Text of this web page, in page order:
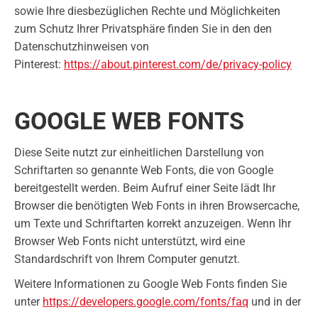
sowie Ihre diesbezüglichen Rechte und Möglichkeiten
zum Schutz Ihrer Privatsphäre finden Sie in den den
Datenschutzhinweisen von
Pinterest: https://about.pinterest.com/de/privacy-policy
GOOGLE WEB FONTS
Diese Seite nutzt zur einheitlichen Darstellung von
Schriftarten so genannte Web Fonts, die von Google
bereitgestellt werden. Beim Aufruf einer Seite lädt Ihr
Browser die benötigten Web Fonts in ihren Browsercache,
um Texte und Schriftarten korrekt anzuzeigen. Wenn Ihr
Browser Web Fonts nicht unterstützt, wird eine
Standardschrift von Ihrem Computer genutzt.
Weitere Informationen zu Google Web Fonts finden Sie
unter https://developers.google.com/fonts/faq und in der